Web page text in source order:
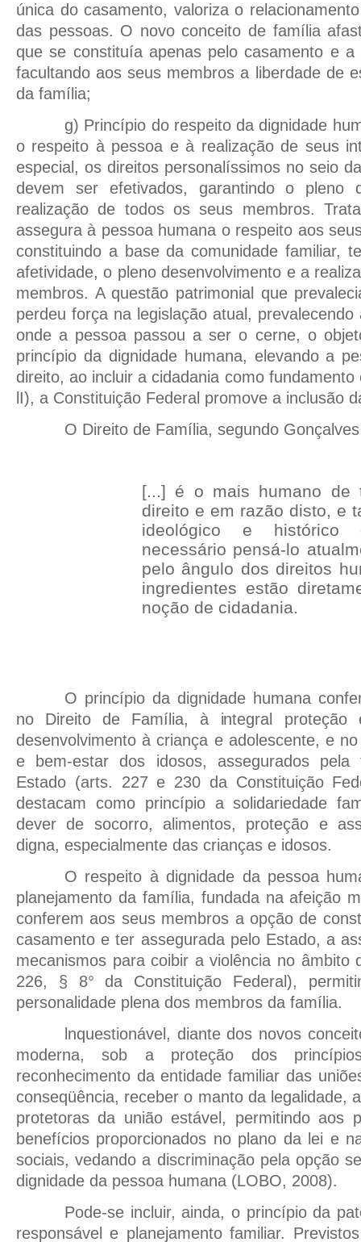
única do casamento, valoriza o
das pessoas. O novo conceito de família
que se constituía apenas pelo casamento e
facultando aos seus membros a liberdade de
da família;
g) Princípio do respeito da dignidade
o respeito à pessoa e à realização de seus
especial, os direitos personalíssimos no seio
devem ser efetivados, garantindo o pleno
realização de todos os seus membros.
assegura à pessoa humana o respeito aos
constituindo a base da comunidade familiar,
afetividade, o pleno desenvolvimento e a
membros. A questão patrimonial que
perdeu força na legislação atual,
onde a pessoa passou a ser o cerne, o
princípio da dignidade humana, elevando a
direito, ao incluir a cidadania como fundamento
lI), a Constituição Federal promove a inclusão
O Direito de Família, segundo
[...] é o mais humano de
direito e em razão disto, e
ideológico e histórico
necessário pensá-lo
pelo ângulo dos direitos
ingredientes estão
noção de cidadania.
O princípio da dignidade humana
no Direito de Família, à integral proteção
desenvolvimento à criança e adolescente, e
e bem-estar dos idosos, assegurados pela
Estado (arts. 227 e 230 da Constituição
destacam como princípio a solidariedade
dever de socorro, alimentos, proteção e
digna, especialmente das crianças e idosos.
O respeito à dignidade da pessoa
planejamento da família, fundada na afeição
conferem aos seus membros a opção de
casamento e ter assegurada pelo Estado, a
mecanismos para coibir a violência no âmbito
226, § 8° da Constituição Federal),
personalidade plena dos membros da família.
lnquestionável, diante dos novos
moderna, sob a proteção dos
reconhecimento da entidade familiar das
conseqüência, receber o manto da legalidade,
protetoras da união estável, permitindo aos
benefícios proporcionados no plano da lei e
sociais, vedando a discriminação pela opção
dignidade da pessoa humana (LOBO, 2008).
Pode-se incluir, ainda, o princípio da
responsável e planejamento familiar.